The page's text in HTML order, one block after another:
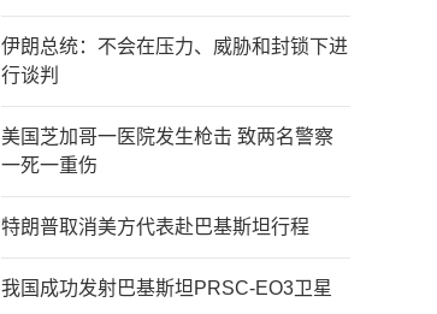
伊朗总统：不会在压力、威胁和封锁下进
行谈判
美国芝加哥一医院发生枪击 致两名警察
一死一重伤
特朗普取消美方代表赴巴基斯坦行程
我国成功发射巴基斯坦PRSC-EO3卫星